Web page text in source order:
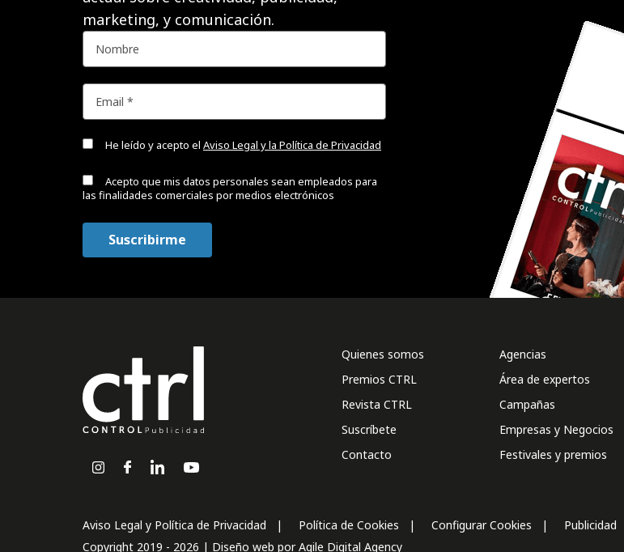
marketing, y comunicación.
He leído y acepto el Aviso Legal y la Política de Privacidad
Acepto que mis datos personales sean empleados para
las finalidades comerciales por medios electrónicos
Quienes somos
Premios CTRL
Revista CTRL
Suscríbete
Contacto
Agencias
Área de expertos
Campañas
Empresas y Negocios
Festivales y premios
Aviso Legal y Política de Privacidad Política de Cookies Configurar Cookies
Publicidad
Copyright 2019 - 2026 | Diseño web porAgile Digital Agency